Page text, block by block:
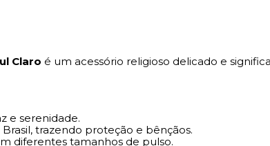
Claro é um acessório religioso delicado e
e serenidade.
trazendo proteção e bênçãos.
diferentes tamanhos de pulso.